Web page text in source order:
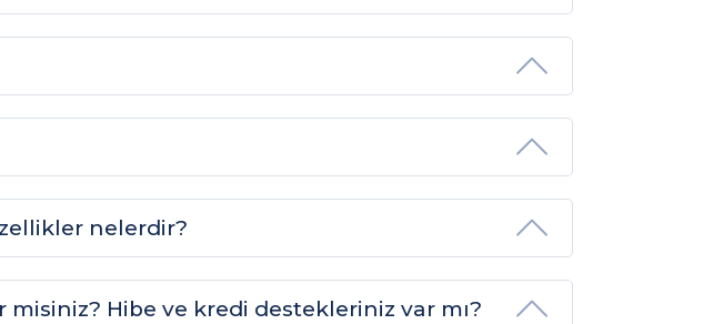
nelerdir?
Hibe ve kredi destekleriniz var mı?